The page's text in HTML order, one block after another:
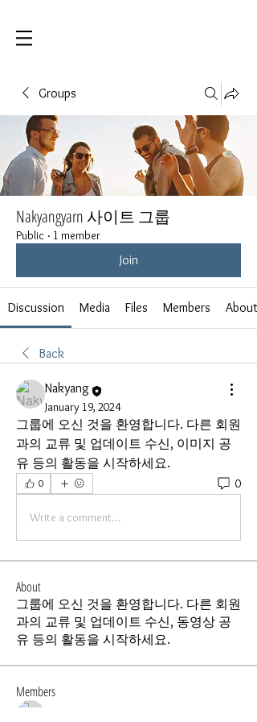
Groups
Nakyangyarn 사이트 그룹
Public · 1 member
Join
Discussion Media Files Members About
Back
Nakyang
January 19, 2024
그룹에 오신 것을 환영합니다. 다른 회원
과의 교류 및 업데이트 수신, 이미지 공
유 등의 활동을 시작하세요.
0 0
Write a comment...
About
그룹에 오신 것을 환영합니다. 다른 회원
과의 교류 및 업데이트 수신, 동영상 공
유 등의 활동을 시작하세요.
Members